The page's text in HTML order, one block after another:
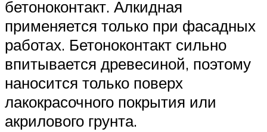
бетоноконтакт. Алкидная
применяется только при фасадных
работах. Бетоноконтакт сильно
впитывается древесиной, поэтому
наносится только поверх
лакокрасочного покрытия или
акрилового грунта.